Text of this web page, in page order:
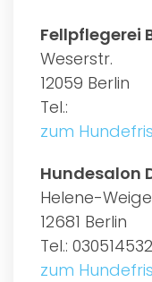
Fellpflegerei
Weserstr.
12059 Berlin
Tel.:
zum
Hundesalon
Helene-
12681 Berlin
Tel.:
zum